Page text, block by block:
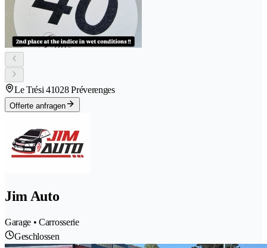
Le Trési 41028 Préverenges
Offerte anfragen
Jim Auto
Garage • Carrosserie
Geschlossen